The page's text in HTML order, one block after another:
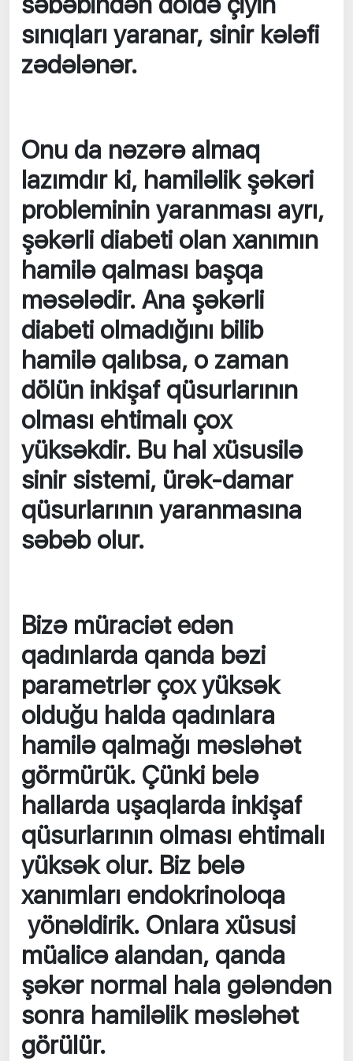
sınıqları yaranar, sinir kələfi
zədələnər.
Onu da nəzərə almaq
lazımdır ki, hamiləlik şəkəri
probleminin yaranması ayrı,
şəkərli diabeti olan xanımın
hamilə qalması başqa
məsələdir. Ana şəkərli
diabeti olmadığını bilib
hamilə qalıbsa, o zaman
dölün inkişaf qüsurlarının
olması ehtimalı çox
yüksəkdir. Bu hal xüsusilə
sinir sistemi, ürək-damar
qüsurlarının yaranmasına
səbəb olur.
Bizə müraciət edən
qadınlarda qanda bəzi
parametrlər çox yüksək
olduğu halda qadınlara
hamilə qalmağı məsləhət
görmürük. Çünki belə
hallarda uşaqlarda inkişaf
qüsurlarının olması ehtimalı
yüksək olur. Biz belə
xanımları endokrinoloqa
yönəldirik. Onlara xüsusi
müalicə alandan, qanda
şəkər normal hala gələndən
sonra hamiləlik məsləhət
görülür.